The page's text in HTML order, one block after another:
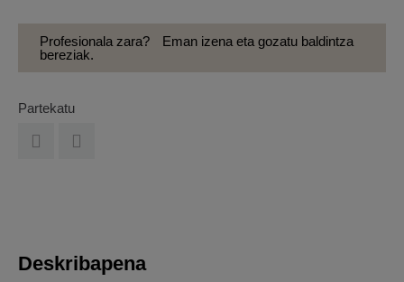
Profesionala zara?
Eman izena eta gozatu baldintza
bereziak.
Partekatu
Deskribapena